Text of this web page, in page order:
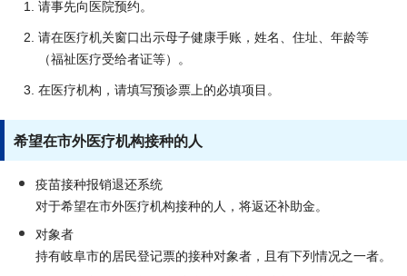
请事先向医院预约。
请在医疗机关窗口出示母子健康手账，姓名、住址、年龄等
（福祉医疗受给者证等）。
在医疗机构，请填写预诊票上的必填项目。
希望在市外医疗机构接种的人
疫苗接种报销退还系统
对于希望在市外医疗机构接种的人，将返还补助金。
对象者
持有岐阜市的居民登记票的接种对象者，且有下列情况之一者。